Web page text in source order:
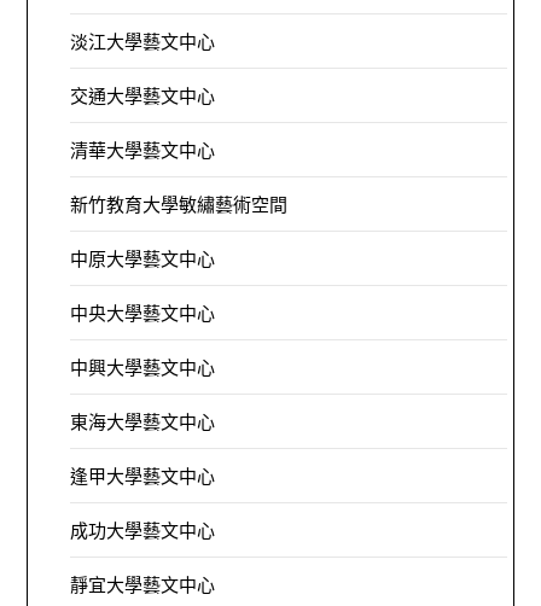
淡江大學藝文中心
交通大學藝文中心
清華大學藝文中心
新竹教育大學敏繡藝術空間
中原大學藝文中心
中央大學藝文中心
中興大學藝文中心
東海大學藝文中心
逢甲大學藝文中心
成功大學藝文中心
靜宜大學藝文中心